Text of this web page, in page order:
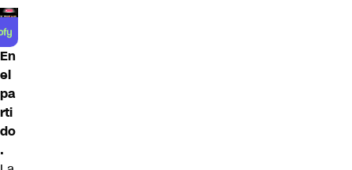
En
el
pa
rti
do
.